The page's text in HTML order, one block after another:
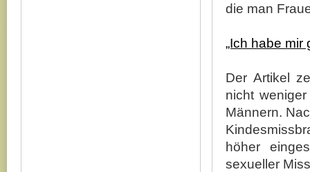
die man
„Ich habe mir
Der Artikel
nicht
Männern.
höher
sexueller